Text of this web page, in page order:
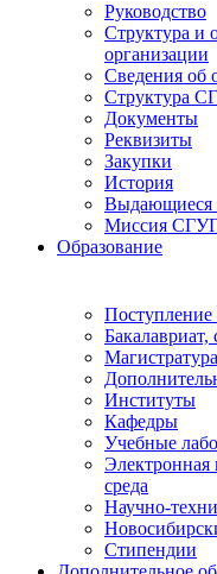
Руководство
Структура и
организации
Сведения об
Структура
Документы
Реквизиты
Закупки
История
Выдающиеся
Миссия
Образование
Поступление
Бакалавриат,
Магистратура
Институты
Кафедры
Учебные
Электронная
среда
Научно-
Стипендии